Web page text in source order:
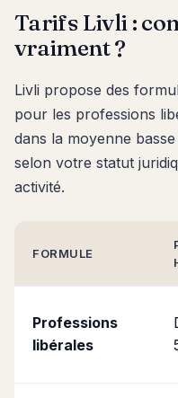
Tarifs Livli :
vraiment ?
Livli propose des
pour les professions
dans la moyenne
selon votre statut
activité.
FORMULE
Professions
libérales